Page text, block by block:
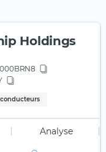
Holdings
Analyse